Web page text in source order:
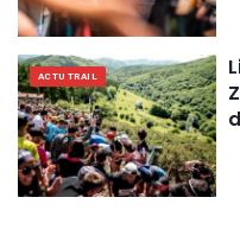
ACTU TRAIL